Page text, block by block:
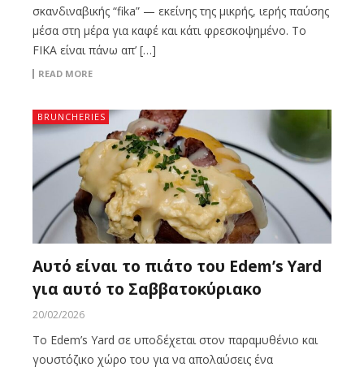
σκανδιναβικής “fika” — εκείνης της μικρής, ιερής παύσης
μέσα στη μέρα για καφέ και κάτι φρεσκοψημένο. Το
FIKA είναι πάνω απ’ […]
READ MORE
BRUNCHERIES
Αυτό είναι το πιάτο του Edem’s Yard
για αυτό το Σαββατοκύριακο
20/02/2026
Το Edem’s Yard σε υποδέχεται στον παραμυθένιο και
γουστόζικο χώρο του για να απολαύσεις ένα